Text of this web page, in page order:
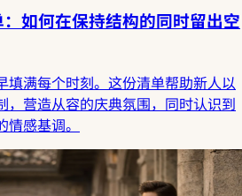
如何在保持结构的同时留出空
填满每个时刻。这份清单帮助新人以
，营造从容的庆典氛围，同时认识到
感基调。